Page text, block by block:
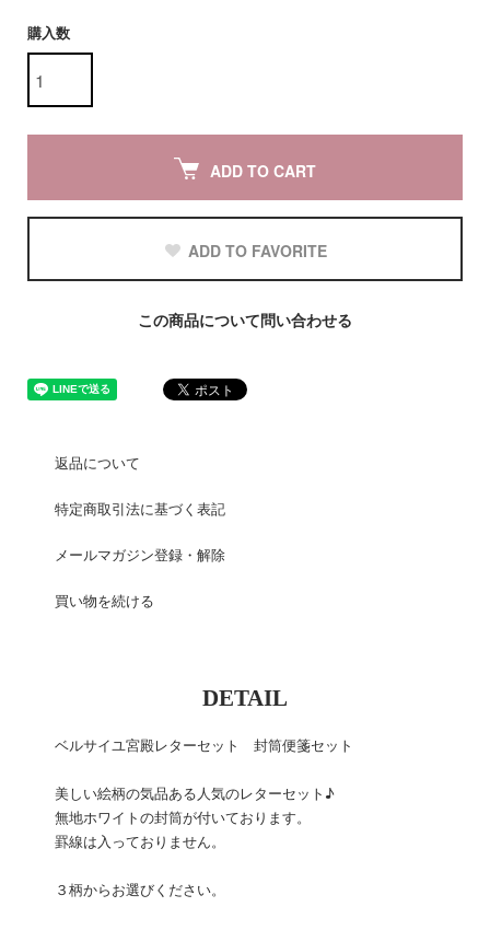
購入数
ADD TO CART
ADD TO FAVORITE
この商品について問い合わせる
返品について
特定商取引法に基づく表記
メールマガジン登録・解除
買い物を続ける
DETAIL
ベルサイユ宮殿レターセット 封筒便箋セット
美しい絵柄の気品ある人気のレターセット♪
無地ホワイトの封筒が付いております。
罫線は入っておりません。
３柄からお選びください。